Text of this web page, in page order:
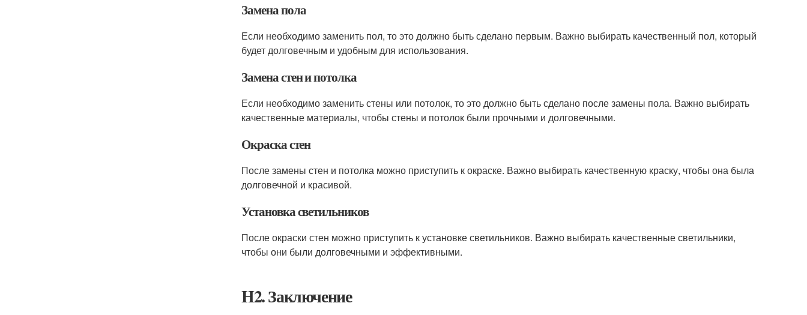
Замена пола
Если необходимо заменить пол, то это должно быть сделано первым. Важно выбирать качественный пол, который
будет долговечным и удобным для использования.
Замена стен и потолка
Если необходимо заменить стены или потолок, то это должно быть сделано после замены пола. Важно выбирать
качественные материалы, чтобы стены и потолок были прочными и долговечными.
Окраска стен
После замены стен и потолка можно приступить к окраске. Важно выбирать качественную краску, чтобы она была
долговечной и красивой.
Установка светильников
После окраски стен можно приступить к установке светильников. Важно выбирать качественные светильники,
чтобы они были долговечными и эффективными.
H2. Заключение